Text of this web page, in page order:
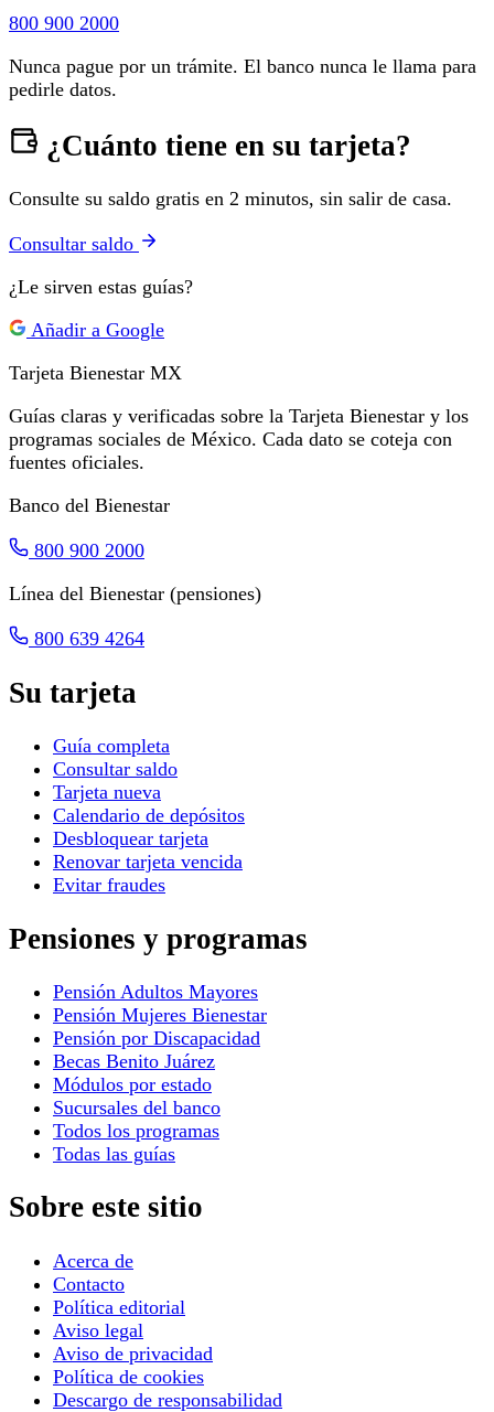
800 900 2000
Nunca pague por un trámite. El banco nunca le llama para
pedirle datos.
¿Cuánto tiene en su tarjeta?
Consulte su saldo gratis en 2 minutos, sin salir de casa.
Consultar saldo
¿Le sirven estas guías?
Añadir a Google
Tarjeta Bienestar MX
Guías claras y verificadas sobre la Tarjeta Bienestar y los
programas sociales de México. Cada dato se coteja con
fuentes oficiales.
Banco del Bienestar
800 900 2000
Línea del Bienestar (pensiones)
800 639 4264
Su tarjeta
Guía completa
Consultar saldo
Tarjeta nueva
Calendario de depósitos
Desbloquear tarjeta
Renovar tarjeta vencida
Evitar fraudes
Pensiones y programas
Pensión Adultos Mayores
Pensión Mujeres Bienestar
Pensión por Discapacidad
Becas Benito Juárez
Módulos por estado
Sucursales del banco
Todos los programas
Todas las guías
Sobre este sitio
Acerca de
Contacto
Política editorial
Aviso legal
Aviso de privacidad
Política de cookies
Descargo de responsabilidad